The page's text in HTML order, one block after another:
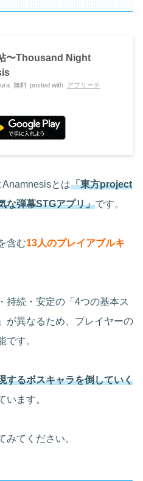
〜Thousand Night
無料 posted with アプリーチ
とは「東方project
な弾幕STGアプリ」です。
含む13人のプレイアブルキ
持続・安定の「4つの基本ス
が異なるため、プレイヤーの
です。
するボスキャラを倒していく
います。
みてください。